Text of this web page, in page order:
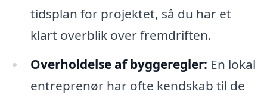
tidsplan for projektet, så du har et
klart overblik over fremdriften.
Overholdelse af byggeregler: En lokal
entreprenør har ofte kendskab til de